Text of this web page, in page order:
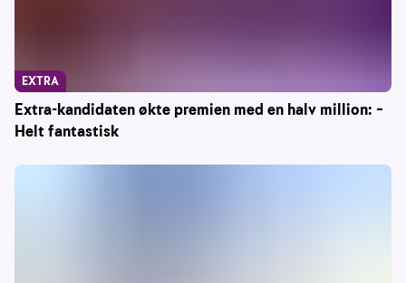
Extra-kandidaten økte premien med en halv million: –
Helt fantastisk
EXTRA